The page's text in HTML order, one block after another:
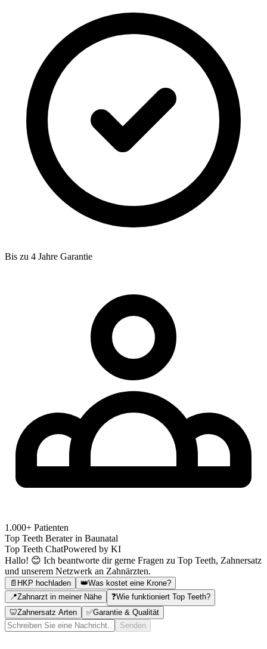
Bis zu 4 Jahre Garantie
1.000+ Patienten
Top Teeth Berater in Baunatal
Top Teeth ChatPowered by KI
Hallo! 😊 Ich beantworte dir gerne Fragen zu Top Teeth, Zahnersatz
und unserem Netzwerk an Zahnärzten.
📄 HKP hochladen 👑Was kostet eine Krone?
📍Zahnarzt in meiner Nähe ❓Wie funktioniert Top Teeth?
🦷Zahnersatz Arten ✅Garantie & Qualität
Senden